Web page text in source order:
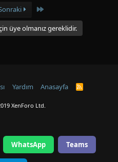
Last
üye olmanız gereklidir.
Yardım Anasayfa
R
XenForo Ltd.
WhatsApp Teams